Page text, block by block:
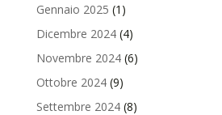
Gennaio 2025 (1)
Dicembre 2024(4)
Novembre 2024(6)
Ottobre 2024(9)
Settembre 2024(8)